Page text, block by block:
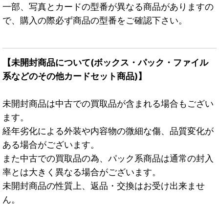
一部、写真とカードの型番が異なる商品がありますの
で、購入の際必ず商品の型番をご確認下さい。
【未開封商品について(ボックス・パック・ファイル
系などのその他カードセット商品)】
未開封商品は中古での買取品が含まれる場合もござい
ます。
経年劣化による外装や内容物の微細な傷、品質変化が
ある場合がございます。
また中古での買取品の為、パック系商品は通常の封入
率とは大きく異なる場合がございます。
未開封商品の性質上、返品・交換はお受け出来ませ
ん。